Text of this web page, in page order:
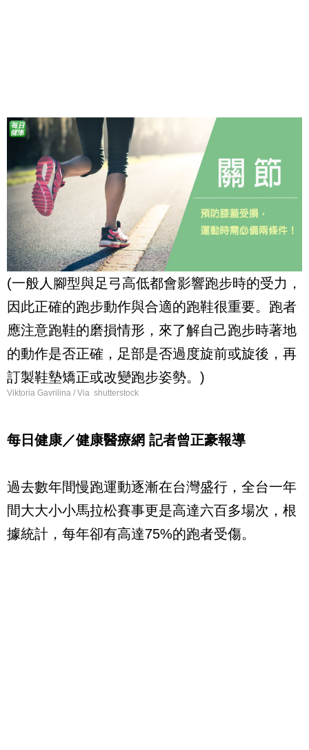
(一般人腳型與足弓高低都會影響跑步時的受力，
因此正確的跑步動作與合適的跑鞋很重要。跑者
應注意跑鞋的磨損情形，來了解自己跑步時著地
的動作是否正確，足部是否過度旋前或旋後，再
訂製鞋墊矯正或改變跑步姿勢。)
Viktoria Gavrilina / Via shutterstock
每日健康／健康醫療網 記者曾正豪報導
過去數年間慢跑運動逐漸在台灣盛行，全台一年
間大大小小馬拉松賽事更是高達六百多場次，根
據統計，每年卻有高達75%的跑者受傷。